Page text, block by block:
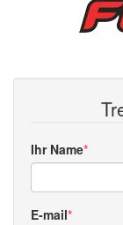
Ihr Name
E-mail